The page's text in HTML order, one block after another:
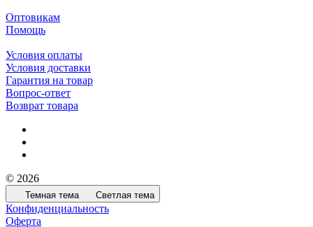
Оптовикам
Помощь
Условия оплаты
Условия доставки
Гарантия на товар
Вопрос-ответ
Возврат товара
© 2026
Темная тема Светлая тема
Конфиденциальность
Оферта